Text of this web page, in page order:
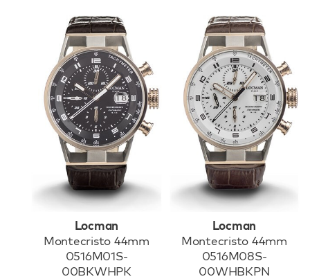
Locman
Montecristo 44mm
0516M01S-
00BKWHPK
Locman
Montecristo 44mm
0516M08S-
00WHBKPN